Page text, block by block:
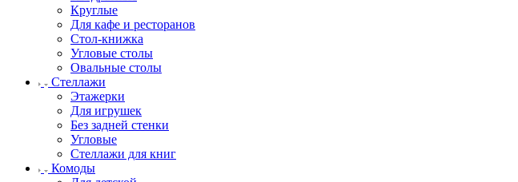
Круглые
Для кафе и ресторанов
Стол-книжка
Угловые столы
Овальные столы
Стеллажи
Этажерки
Для игрушек
Без задней стенки
Угловые
Стеллажи для книг
Комоды